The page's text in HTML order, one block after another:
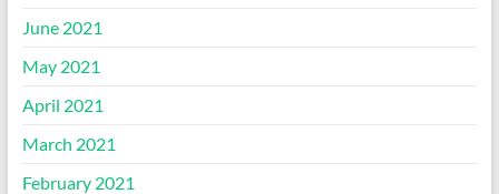
June 2021
May 2021
April 2021
March 2021
February 2021